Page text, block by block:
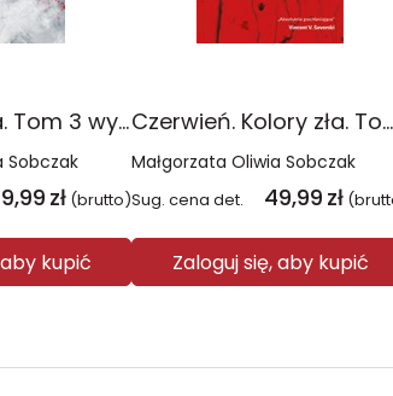
Biel. Kolory zła. Tom 3 wyd. 2025
Sobczak
zł (brutto)
kupić
Czerwień. Kolory zła. Tom 1 wyd. 2025
Małgorzata Oliwia Sobczak
Sug. cena det. 49,99 zł
Zaloguj się, aby kupić